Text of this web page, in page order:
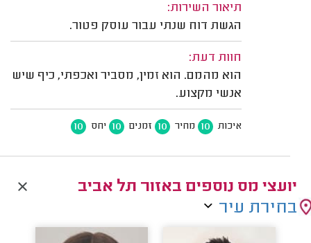
תיאור השירות:
הגשת דוח שנתי עבור עוסק פטור.
חוות דעת:
הוא מהמם. הוא זמין, מסביר ואכפתי, כיף שיש
אנשי מקצוע.
איכות 10 מחיר 10 זמנים 10 יחס 10
יועצי מס נוספים באזור תל אביב
בחירת עיר